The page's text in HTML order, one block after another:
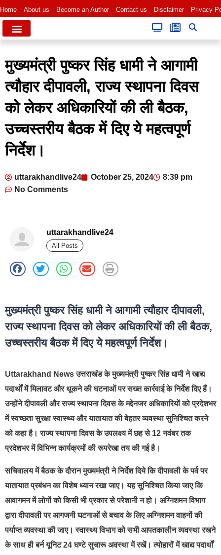
Home About us Become an Author Contact us Disclaimer Privacy
मुख्यमंत्री पुष्कर सिंह धामी ने आगामी
त्यौहार दीपावली, राज्य स्थापना दिवस
को लेकर अधिकारियों की ली बैठक,
उच्चस्तरीय बैठक में दिए ये महत्वपूर्ण
निर्देश।
uttarakhandlive24 October 25, 2024
8:39 pm
No Comments
uttarakhandlive24
All Posts
मुख्यमंत्री पुष्कर सिंह धामी ने आगामी त्यौहार दीपावली,
राज्य स्थापना दिवस को लेकर अधिकारियों की ली बैठक,
उच्चस्तरीय बैठक में दिए ये महत्वपूर्ण निर्देश।
Uttarakhand News उत्तराखंड के मुख्यमंत्री पुष्कर सिंह धामी ने खाद्य
पदार्थों में मिलावट और थूकने की घटनाओं पर सख्त कार्रवाई के निर्देश दिए हैं।
उन्होंने दीपावली और राज्य स्थापना दिवस के मद्देनजर अधिकारियों को प्रदेशभर
में स्वच्छता सुरक्षा स्वास्थ्य और यातायात की बेहतर व्यवस्था सुनिश्चित करने
को कहा है। राज्य स्थापना दिवस के उपलक्ष्य में छह से 12 नवंबर तक
प्रदेशभर में विभिन्न कार्यक्रमों की रूपरेखा तय की गई है।
सचिवालय में बैठक के दौरान मुख्यमंत्री ने निर्देश दिये कि दीपावली के पर्व पर
यातायात प्रबंधन का विशेष ध्यान रखा जाए। यह सुनिश्चित किया जाए कि
आवागमन में लोगों को किसी भी प्रकार से परेशानी न हो। अग्निशमन विभाग
द्वारा दीपावली पर आगजनी घटनाओं से बचाव के लिए अग्निशमन वाहनों की
पर्याप्त व्यवस्था की जाए। स्वास्थ्य विभाग को सभी आपतकालीन व्यवस्था रखने
के साथ ही बर्न यूनिट 24 घण्टे सुचारू अवस्था में रखें। त्योहारों में खाद्य पदार्थों